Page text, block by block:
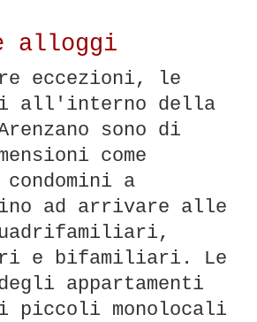
alloggi
eccezioni, le
all'interno della
sono di
come
a
ad arrivare alle
e bifamiliari. Le
appartamenti
piccoli monolocali